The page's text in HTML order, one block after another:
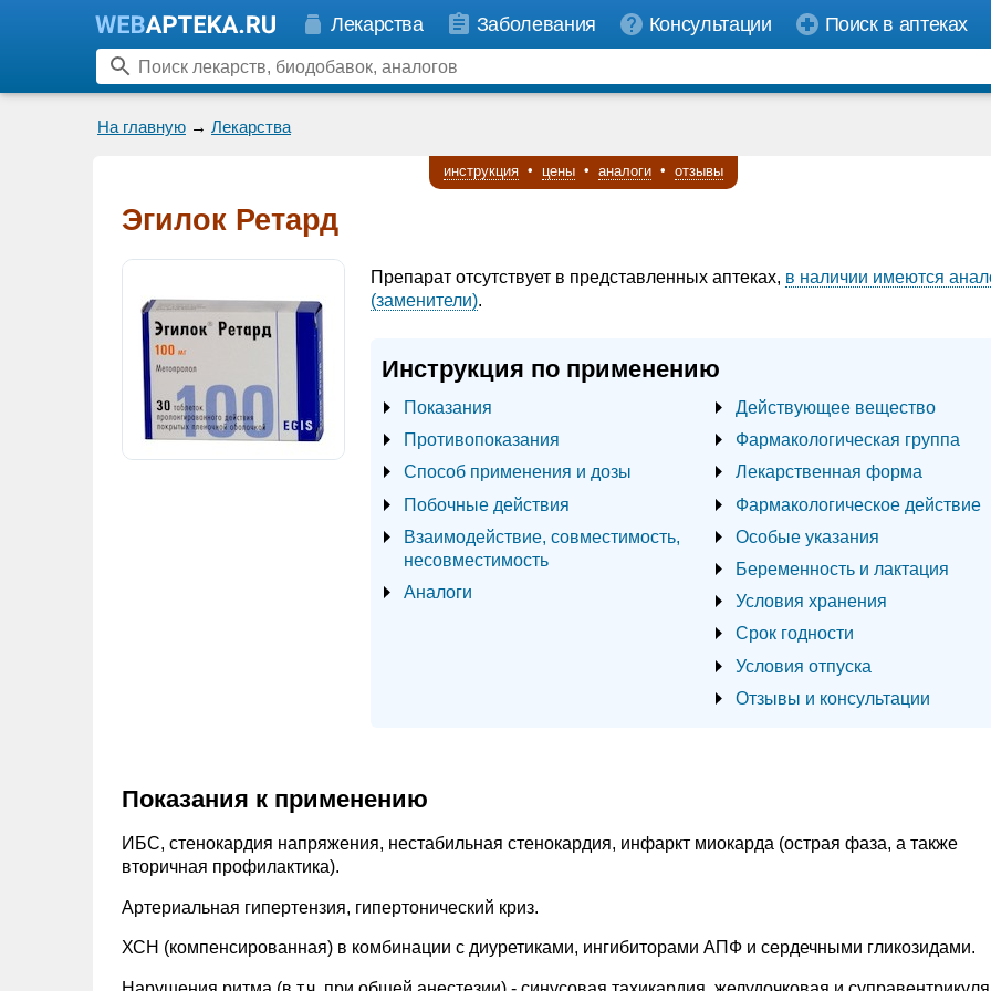
Лекарства Заболевания Консультации Поиск в аптеках
На главную → Лекарства
инструкция • цены • аналоги • отзывы
Эгилок Ретард
Препарат отсутствует в представленных аптеках, в наличии имеются
(заменители).
Инструкция по применению
Показания
Противопоказания
Способ применения и дозы
Побочные действия
Взаимодействие, совместимость,
несовместимость
Аналоги
Действующее вещество
Фармакологическая группа
Лекарственная форма
Фармакологическое действие
Особые указания
Беременность и лактация
Условия хранения
Срок годности
Условия отпуска
Отзывы и консультации
Показания к применению
ИБС, стенокардия напряжения, нестабильная стенокардия, инфаркт миокарда (острая фаза, а также
вторичная профилактика).
Артериальная гипертензия, гипертонический криз.
ХСН (компенсированная) в комбинации с диуретиками, ингибиторами АПФ и сердечными гликозидами.